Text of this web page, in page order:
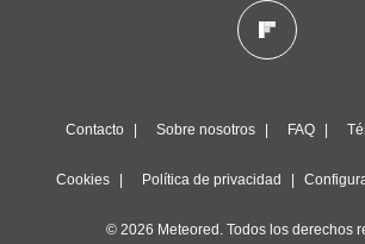
Contacto Sobre nosotros FAQ
Cookies Política de privacidad
© 2026 Meteored. Todos los derechos